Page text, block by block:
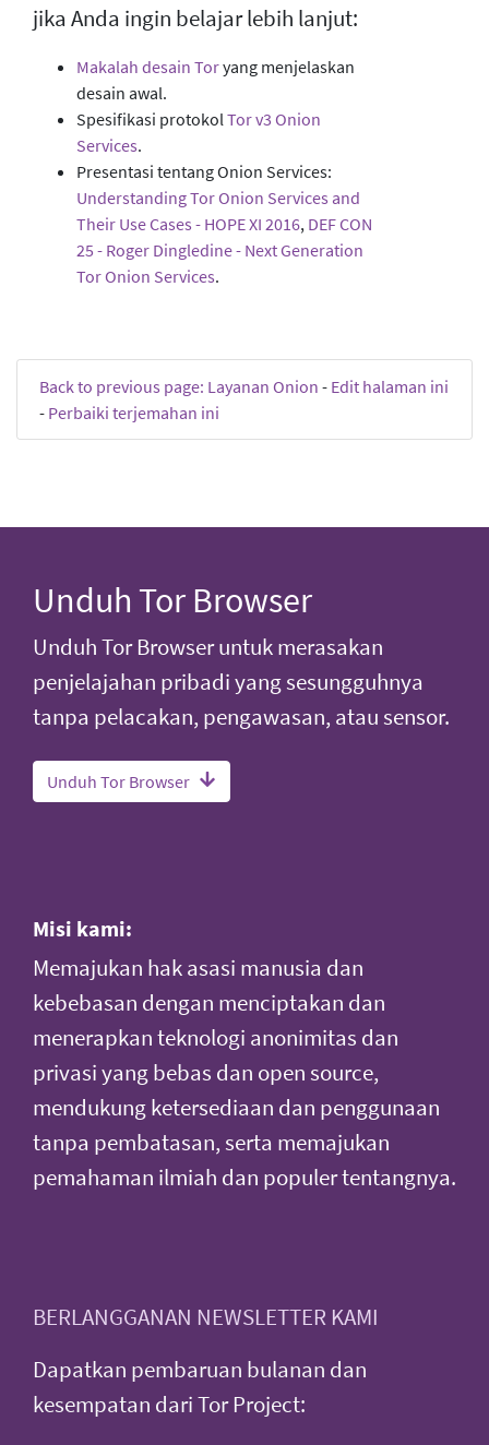
jika Anda ingin belajar lebih lanjut:
Makalah desain Toryang menjelaskan
desain awal.
Spesifikasi protokolTor v3 Onion
Services.
Presentasi tentang Onion Services:
Understanding Tor Onion Services and
Their Use Cases - HOPE XI 2016, DEF CON
25 - Roger Dingledine - Next Generation
Tor Onion Services.
Back to previous page: Layanan Onion - Edit halaman ini
- Perbaiki terjemahan ini
Unduh Tor Browser
Unduh Tor Browser untuk merasakan
penjelajahan pribadi yang sesungguhnya
tanpa pelacakan, pengawasan, atau sensor.
Unduh Tor Browser
Misi kami:
Memajukan hak asasi manusia dan
kebebasan dengan menciptakan dan
menerapkan teknologi anonimitas dan
privasi yang bebas dan open source,
mendukung ketersediaan dan penggunaan
tanpa pembatasan, serta memajukan
pemahaman ilmiah dan populer tentangnya.
BERLANGGANAN NEWSLETTER KAMI
Dapatkan pembaruan bulanan dan
kesempatan dari Tor Project: